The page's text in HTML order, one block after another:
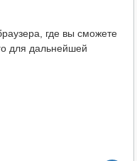
где вы сможете
для дальнейшей